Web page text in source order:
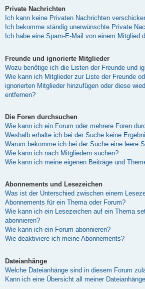
Private Nachrichten
Ich kann keine Privaten Nachrichten
Ich bekomme ständig unerwünschte Private
Ich habe eine Spam-E-Mail von einem Mitglied
Freunde und ignorierte Mitglieder
Wozu benötige ich die Listen der Freunde und
Wie kann ich Mitglieder zur Liste der Freunde
ignorierten Mitglieder hinzufügen oder diese
entfernen?
Die Foren durchsuchen
Wie kann ich ein Forum oder mehrere Foren
Weshalb erhalte ich bei der Suche keine
Warum bekomme ich bei der Suche eine leere
Wie kann ich nach Mitgliedern suchen?
Wie kann ich meine eigenen Beiträge und
Abonnements und Lesezeichen
Was ist der Unterschied zwischen einem
Abonnements für ein Thema oder Forum?
Wie kann ich ein Lesezeichen auf ein Thema
abonnieren?
Wie kann ich ein Forum abonnieren?
Wie deaktiviere ich meine Abonnements?
Dateianhänge
Welche Dateianhänge sind in diesem Forum
Kann ich eine Übersicht all meiner